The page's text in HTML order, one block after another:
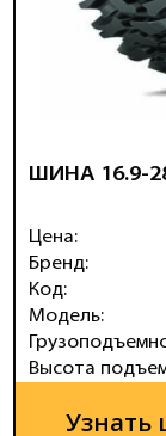
ШИНА 16.9-28
Цена:
Бренд:
Код:
Модель:
Высота
Узнать